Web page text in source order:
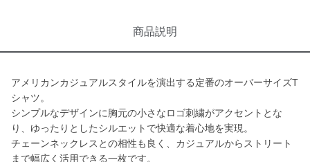
商品説明
アメリカンカジュアルスタイルを演出する定番のオーバーサイズT
シャツ。
シンプルなデザインに胸元の小さなロゴ刺繍がアクセントとな
り、ゆったりとしたシルエットで快適な着心地を実現。
チェーンネックレスとの相性も良く、カジュアルからストリート
まで幅広く活用できる一枚です。